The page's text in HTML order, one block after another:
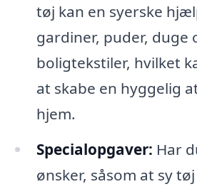
tøj kan en syerske
gardiner, puder, duge
boligtekstiler, hvilket
at skabe en hyggelig
hjem.
Specialopgaver: Har
ønsker, såsom at sy